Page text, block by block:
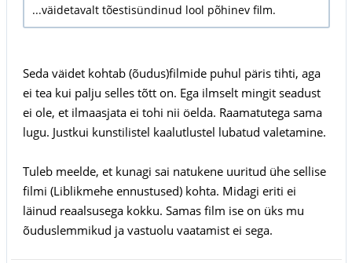
...väidetavalt tõestisündinud lool põhinev film.
Seda väidet kohtab (õudus)filmide puhul päris tihti, aga
ei tea kui palju selles tõtt on. Ega ilmselt mingit seadust
ei ole, et ilmaasjata ei tohi nii öelda. Raamatutega sama
lugu. Justkui kunstilistel kaalutlustel lubatud valetamine.
Tuleb meelde, et kunagi sai natukene uuritud ühe sellise
filmi (Liblikmehe ennustused) kohta. Midagi eriti ei
läinud reaalsusega kokku. Samas film ise on üks mu
õuduslemmikud ja vastuolu vaatamist ei sega.